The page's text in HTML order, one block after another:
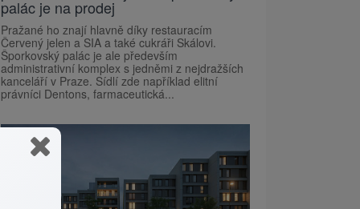
palác je na prodej
Pražané ho znají hlavně díky restauracím
Červený jelen a SIA a také cukráři Skálovi.
Šporkovský palác je ale především
administrativní komplex s jedněmi z nejdražších
kanceláří v Praze. Sídlí zde například elitní
právníci Dentons, farmaceutická...